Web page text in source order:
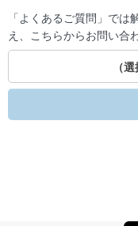
「よくあるご質問」では
え、こちらからお問い合
（